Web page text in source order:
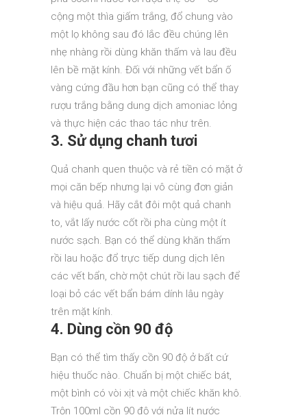
cộng một thìa giấm trắng, đổ chung vào
một lọ không sau đó lắc đều chúng lên
nhẹ nhàng rồi dùng khăn thấm và lau đều
lên bề mặt kính. Đối với những vết bẩn ố
vàng cứng đầu hơn bạn cũng có thể thay
rượu trắng bằng dung dịch amoniac lỏng
và thực hiện các thao tác như trên.
3. Sử dụng chanh tươi
Quả chanh quen thuộc và rẻ tiền có mặt ở
mọi căn bếp nhưng lại vô cùng đơn giản
và hiệu quả. Hãy cắt đôi một quả chanh
to, vắt lấy nước cốt rồi pha cùng một ít
nước sạch. Bạn có thể dùng khăn thấm
rồi lau hoặc đổ trực tiếp dung dịch lên
các vết bẩn, chờ một chút rồi lau sạch để
loại bỏ các vết bẩn bám dính lâu ngày
trên mặt kính.
4. Dùng cồn 90 độ
Bạn có thể tìm thấy cồn 90 độ ở bất cứ
hiệu thuốc nào. Chuẩn bị một chiếc bát,
một bình có vòi xịt và một chiếc khăn khô.
Trộn 100ml cồn 90 độ với nửa lít nước